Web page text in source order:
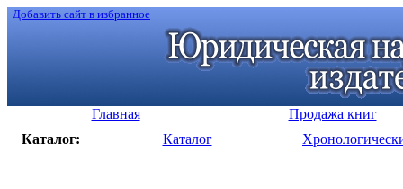
Добавить сайт в избранное
Главная
Продажа книг
Каталог:
Каталог